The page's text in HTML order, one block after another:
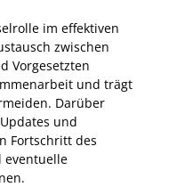
im effektiven
zwischen
Vorgesetzten
und trägt
Darüber
und
Fortschritt des
eventuelle